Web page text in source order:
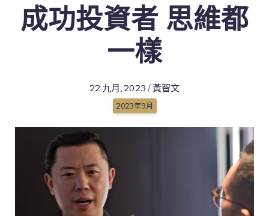
成功投資者 思維都
一樣
22 九月, 2023 / 黃智文
2023年9月